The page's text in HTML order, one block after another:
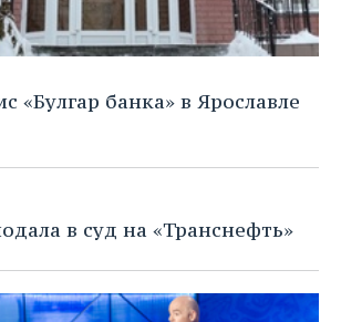
«Булгар банка» в Ярославле
в суд на «Транснефть»